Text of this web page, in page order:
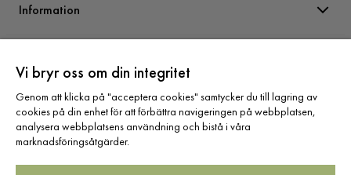
Information
Sortiment
Vi bryr oss om din integritet
Genom att klicka på "acceptera cookies" samtycker du till lagring av
cookies på din enhet för att förbättra navigeringen på webbplatsen,
analysera webbplatsens användning och bistå i våra
marknadsföringsåtgärder.